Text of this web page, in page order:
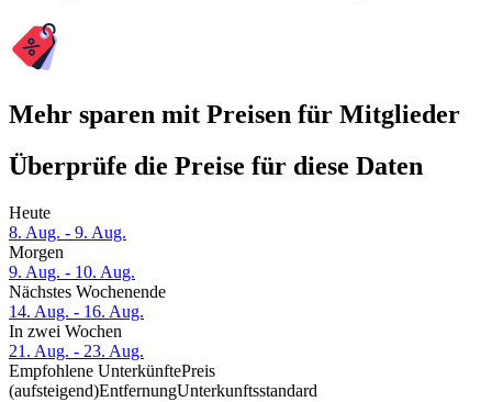
Mehr sparen mit Preisen für Mitglieder
Überprüfe die Preise für diese Daten
Heute
8. Aug. - 9. Aug.
Morgen
9. Aug. - 10. Aug.
Nächstes Wochenende
14. Aug. - 16. Aug.
In zwei Wochen
21. Aug. - 23. Aug.
Empfohlene UnterkünftePreis
(aufsteigend)EntfernungUnterkunftsstandard